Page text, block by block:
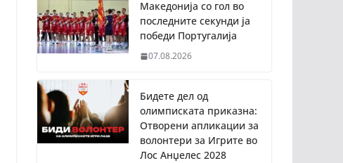
Македонија со гол во
последните секунди ја
победи Португалија
07.08.2026
Бидете дел од
олимписката приказна:
Отворени апликации за
волонтери за Игрите во
Лос Анџелес 2028